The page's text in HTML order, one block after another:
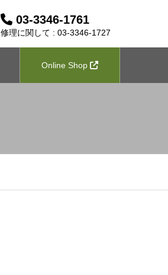
03-3346-1761
修理に関して : 03-3346-1727
Online Shop